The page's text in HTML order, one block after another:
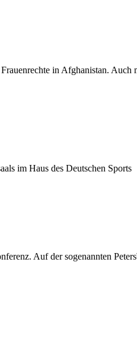
in Afghanistan.
im Haus des Deutschen Sports
Auf der sogenannten